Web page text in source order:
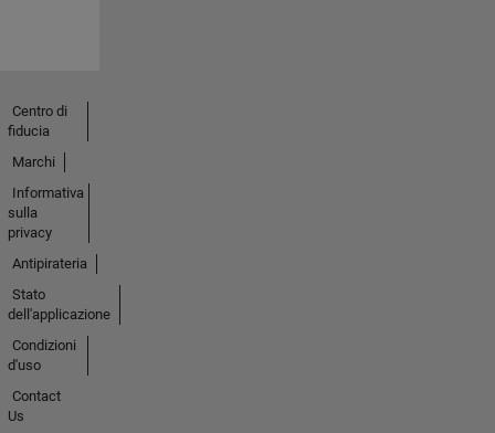
Centro di
fiducia
Marchi
Informativa
sulla
privacy
Antipirateria
Stato
dell'applicazione
Condizioni
d'uso
Contact
Us